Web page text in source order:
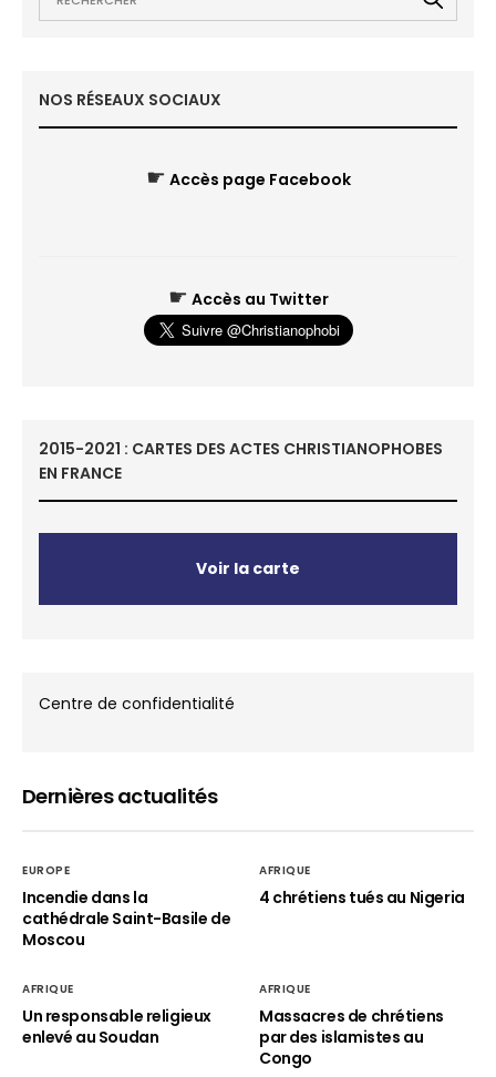
NOS RÉSEAUX SOCIAUX
☛ Accès page Facebook
☛ Accès au Twitter
2015-2021 : CARTES DES ACTES CHRISTIANOPHOBES
EN FRANCE
Voir la carte
Centre de confidentialité
Dernières actualités
EUROPE
Incendie dans la
cathédrale Saint-Basile de
Moscou
AFRIQUE
4 chrétiens tués au Nigeria
AFRIQUE
Un responsable religieux
enlevé au Soudan
AFRIQUE
Massacres de chrétiens
par des islamistes au
Congo